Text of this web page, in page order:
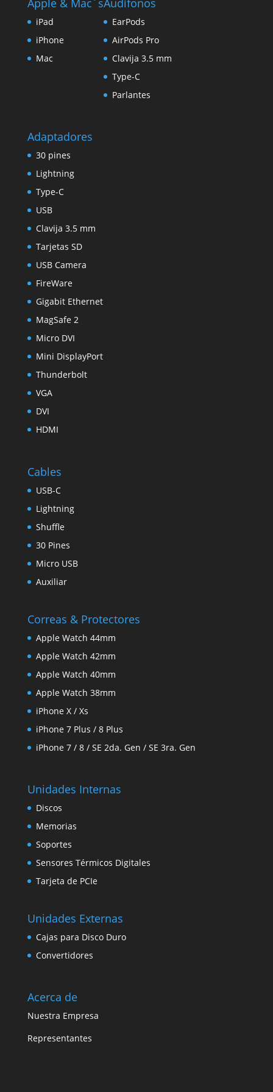
Apple & Mac´s
iPad
iPhone
Mac
Audífonos
EarPods
AirPods Pro
Clavija 3.5 mm
Type-C
Parlantes
Adaptadores
30 pines
Lightning
Type-C
USB
Clavija 3.5 mm
Tarjetas SD
USB Camera
FireWare
Gigabit Ethernet
MagSafe 2
Micro DVI
Mini DisplayPort
Thunderbolt
VGA
DVI
HDMI
Cables
USB-C
Lightning
Shuffle
30 Pines
Micro USB
Auxiliar
Correas & Protectores
Apple Watch 44mm
Apple Watch 42mm
Apple Watch 40mm
Apple Watch 38mm
iPhone X / Xs
iPhone 7 Plus / 8 Plus
iPhone 7 / 8 / SE 2da. Gen / SE 3ra. Gen
Unidades Internas
Discos
Memorias
Soportes
Sensores Térmicos Digitales
Tarjeta de PCIe
Unidades Externas
Cajas para Disco Duro
Convertidores
Acerca de
Nuestra Empresa
Representantes